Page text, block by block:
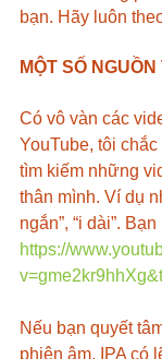
bạn. Hãy luôn
MỘT SỐ
Có vô vàn các
YouTube, tôi
tìm kiếm những
thân mình. Ví dụ
ngắn”, “i dài”.
https://
Nếu bạn quyết
phiên âm, IPA có